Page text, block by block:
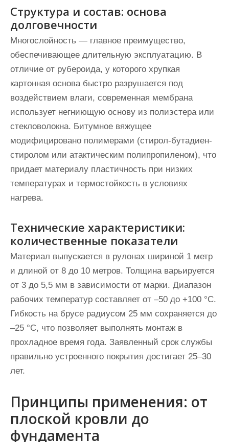
Структура и состав: основа
долговечности
Многослойность — главное преимущество,
обеспечивающее длительную эксплуатацию. В
отличие от рубероида, у которого хрупкая
картонная основа быстро разрушается под
воздействием влаги, современная мембрана
использует негниющую основу из полиэстера или
стекловолокна. Битумное вяжущее
модифицировано полимерами (стирол-бутадиен-
стиролом или атактическим полипропиленом), что
придает материалу пластичность при низких
температурах и термостойкость в условиях
нагрева.
Технические характеристики:
количественные показатели
Материал выпускается в рулонах шириной 1 метр
и длиной от 8 до 10 метров. Толщина варьируется
от 3 до 5,5 мм в зависимости от марки. Диапазон
рабочих температур составляет от –50 до +100 °C.
Гибкость на брусе радиусом 25 мм сохраняется до
–25 °C, что позволяет выполнять монтаж в
прохладное время года. Заявленный срок службы
правильно устроенного покрытия достигает 25–30
лет.
Принципы применения: от
плоской кровли до
фундамента